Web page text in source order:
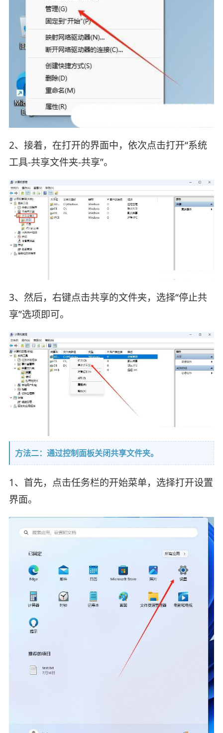
2、接着，在打开的界面中，依次点击打开“系统
工具-共享文件夹-共享”。
3、然后，右键点击共享的文件夹，选择“停止共
享”选项即可。
方法二：通过控制面板关闭共享文件夹。
1、首先，点击任务栏的开始菜单，选择打开设置
界面。